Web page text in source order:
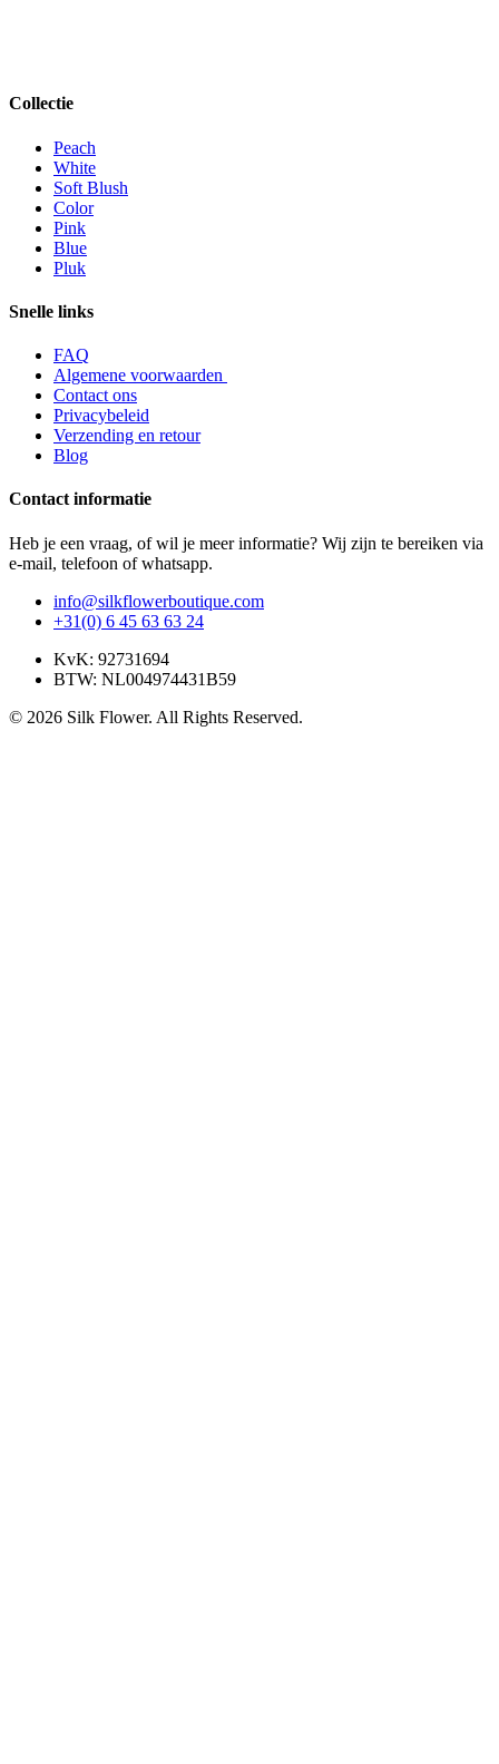
Collectie
Peach
White
Soft Blush
Color
Pink
Blue
Pluk
Snelle links
FAQ
Algemene voorwaarden
Contact ons
Privacybeleid
Verzending en retour
Blog
Contact informatie
Heb je een vraag, of wil je meer informatie? Wij zijn te bereiken via
e-mail, telefoon of whatsapp.
info@silkflowerboutique.com
+31(0) 6 45 63 63 24
KvK: 92731694
BTW: NL004974431B59
© 2026 Silk Flower. All Rights Reserved.